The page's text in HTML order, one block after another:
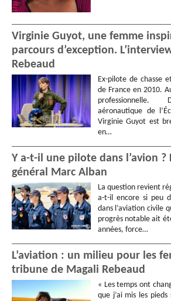
Virginie Guyot, une femme
parcours d’exception.
Rebeaud
Ex-pilote de chasse
de France en 2010.
professionnelle.
aéronautique de
Virginie Guyot est
en…
Y a-t-il une pilote dans l’avion ?
général Marc Alban
La question revient
a-t-il encore si peu
dans l’aviation civile
progrès notable ait
années, force…
L’aviation : un milieu pour les
tribune de Magali Rebeaud
« Les temps ont
que j’ai mis les